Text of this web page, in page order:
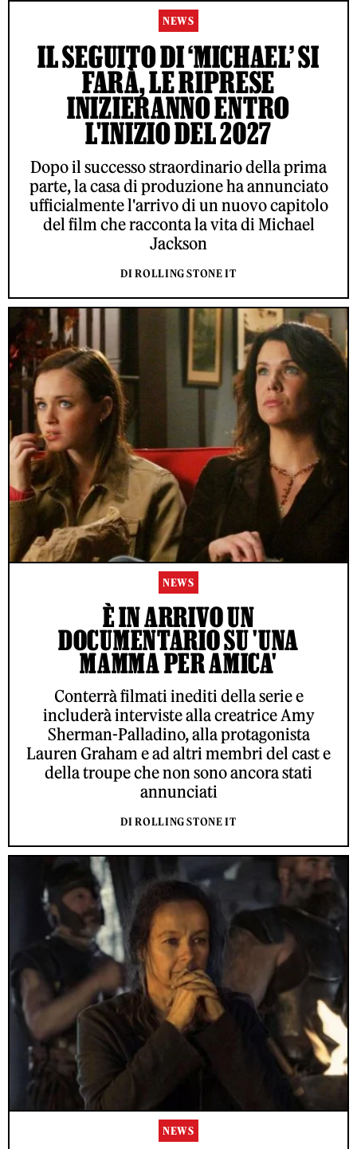
NEWS
IL SEGUITO DI ‘MICHAEL’ SI
FARÀ, LE RIPRESE
INIZIERANNO ENTRO
L'INIZIO DEL 2027
Dopo il successo straordinario della prima
parte, la casa di produzione ha annunciato
ufficialmente l'arrivo di un nuovo capitolo
del film che racconta la vita di Michael
Jackson
DI ROLLING STONE IT
NEWS
È IN ARRIVO UN
DOCUMENTARIO SU 'UNA
MAMMA PER AMICA'
Conterrà filmati inediti della serie e
includerà interviste alla creatrice Amy
Sherman-Palladino, alla protagonista
Lauren Graham e ad altri membri del cast e
della troupe che non sono ancora stati
annunciati
DI ROLLING STONE IT
NEWS